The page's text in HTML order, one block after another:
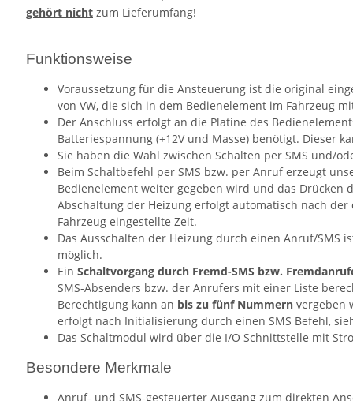
gehört nicht zum Lieferumfang!
Funktionsweise
Voraussetzung für die Ansteuerung ist die original
von VW, die sich in dem Bedienelement im Fahrzeug
Der Anschluss erfolgt an die Platine des
Batteriespannung (+12V und Masse) benötigt. Dieser
Sie haben die Wahl zwischen Schalten per SMS und/
Beim Schaltbefehl per SMS bzw. per Anruf erzeugt
Bedienelement weiter gegeben wird und das Drücken
Abschaltung der Heizung erfolgt automatisch nach
Fahrzeug eingestellte Zeit.
Das Ausschalten der Heizung durch einen Anruf/SMS
möglich.
Ein Schaltvorgang durch Fremd-SMS bzw.
SMS-Absenders bzw. der Anrufers mit einer Liste
Berechtigung kann an bis zu fünf Nummern vergeben
erfolgt nach Initialisierung durch einen SMS Befehl,
Das Schaltmodul wird über die I/O Schnittstelle mit
Besondere Merkmale
Anruf- und SMS-gesteuerter Ausgang zum direkten